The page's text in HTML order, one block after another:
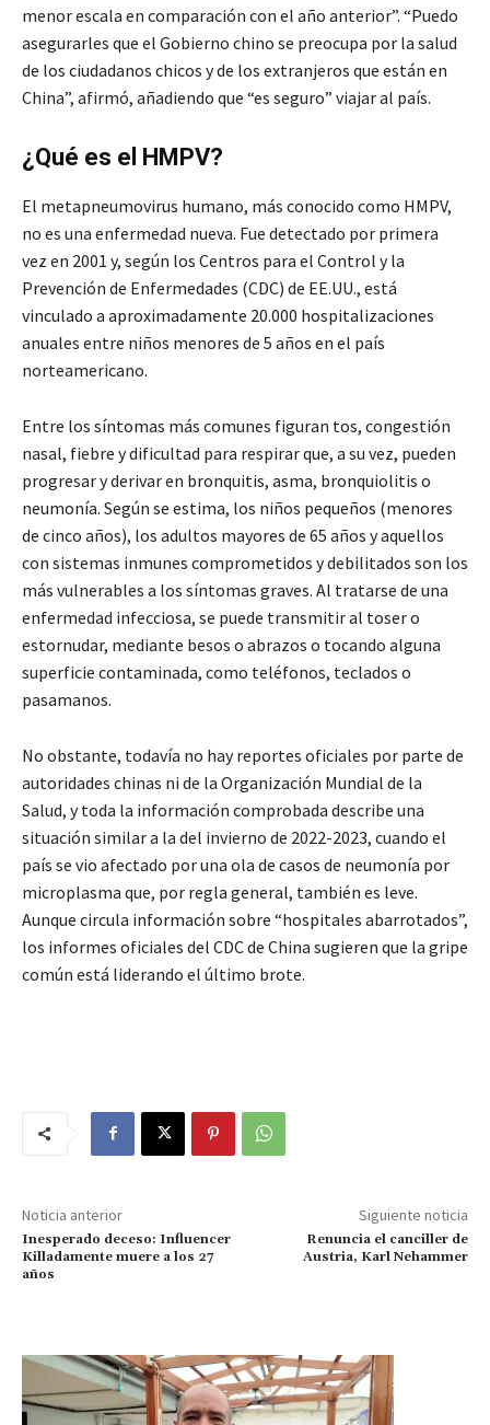
menor escala en comparación con el año anterior”. “Puedo
asegurarles que el Gobierno chino se preocupa por la salud
de los ciudadanos chicos y de los extranjeros que están en
China”, afirmó, añadiendo que “es seguro” viajar al país.
¿Qué es el HMPV?
El metapneumovirus humano, más conocido como HMPV,
no es una enfermedad nueva. Fue detectado por primera
vez en 2001 y, según los Centros para el Control y la
Prevención de Enfermedades (CDC) de EE.UU., está
vinculado a aproximadamente 20.000 hospitalizaciones
anuales entre niños menores de 5 años en el país
norteamericano.
Entre los síntomas más comunes figuran tos, congestión
nasal, fiebre y dificultad para respirar que, a su vez, pueden
progresar y derivar en bronquitis, asma, bronquiolitis o
neumonía. Según se estima, los niños pequeños (menores
de cinco años), los adultos mayores de 65 años y aquellos
con sistemas inmunes comprometidos y debilitados son los
más vulnerables a los síntomas graves. Al tratarse de una
enfermedad infecciosa, se puede transmitir al toser o
estornudar, mediante besos o abrazos o tocando alguna
superficie contaminada, como teléfonos, teclados o
pasamanos.
No obstante, todavía no hay reportes oficiales por parte de
autoridades chinas ni de la Organización Mundial de la
Salud, y toda la información comprobada describe una
situación similar a la del invierno de 2022-2023, cuando el
país se vio afectado por una ola de casos de neumonía por
microplasma que, por regla general, también es leve.
Aunque circula información sobre “hospitales abarrotados”,
los informes oficiales del CDC de China sugieren que la gripe
común está liderando el último brote.
Noticia anterior
Inesperado deceso: Influencer
Killadamente muere a los 27
años
Siguiente noticia
Renuncia el canciller de
Austria, Karl Nehammer